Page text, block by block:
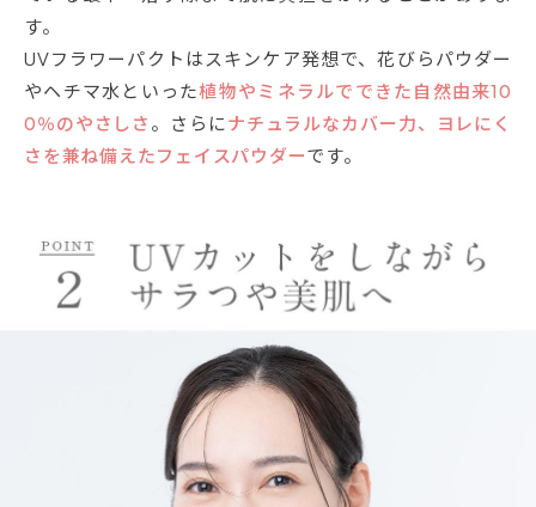
す。
UVフラワーパクトはスキンケア発想で、花びらパウダー
やヘチマ水といった植物やミネラルでできた自然由来10
0％のやさしさ 。さらに ナチュラルなカバー力、ヨレにく
さを兼ね備えたフェイスパウダーです。